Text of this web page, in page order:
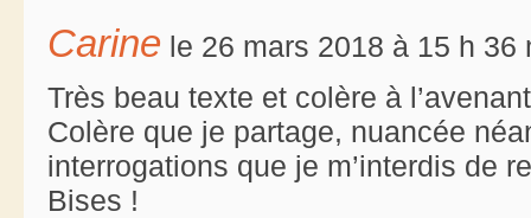
Carine le 26 mars 2018 à 15 h 36
Très beau texte et colère à
Colère que je partage, nuancée
interrogations que je m’interdis de
Bises !